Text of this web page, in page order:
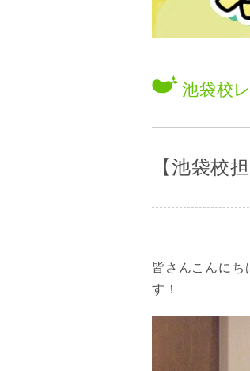
池袋校
【池袋校
皆さんこんにち
す！